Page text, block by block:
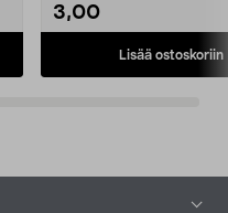
3,00
Lisää ostoskoriin